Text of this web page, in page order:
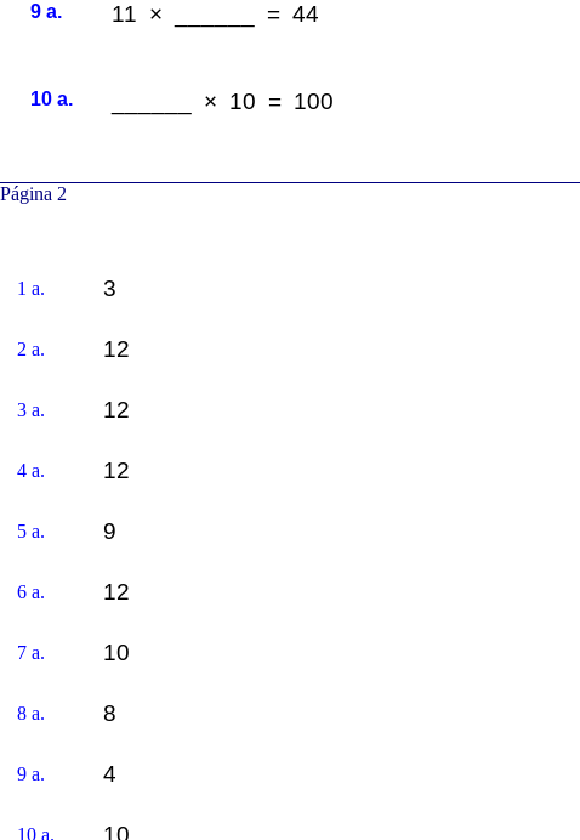
9 a. 11 × ______ = 44
10 a. ______ × 10 = 100
Página 2
1 a. 3
2 a. 12
3 a. 12
4 a. 12
5 a. 9
6 a. 12
7 a. 10
8 a. 8
9 a. 4
10 a. 10